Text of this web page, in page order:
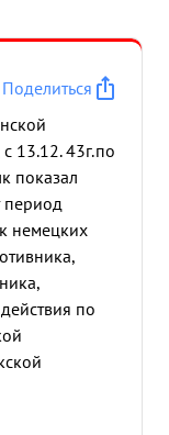
Поделиться
13.12. 43г.по
показал
период
немецких
по